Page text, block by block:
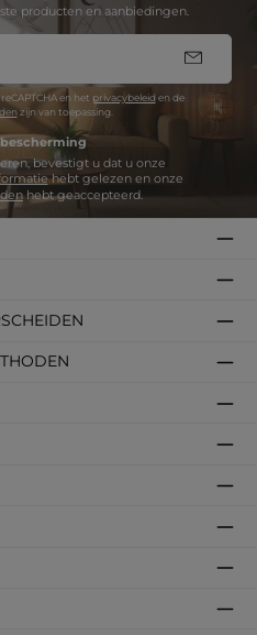
producten en aanbiedingen.
en het privacybeleid en de
zijn van toepassing.
hebt geaccepteerd.